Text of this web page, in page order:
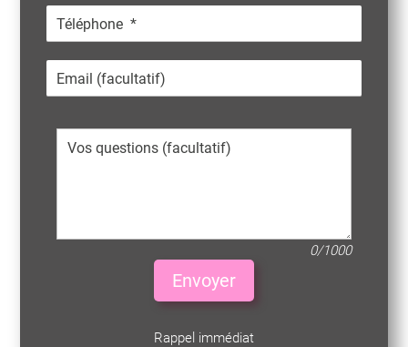
0/1000
Envoyer
Rappel immédiat